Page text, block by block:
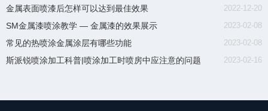
2022-12-20
金属表面喷漆后怎样可以达到最佳效果
2023-02-08
SM金属漆喷涂教学 — 金属漆的效果展示
2023-02-08
常见的热喷涂金属涂层有哪些功能
2023-02-16
斯派锐喷涂加工科普|喷涂加工时喷房中应注意的问题